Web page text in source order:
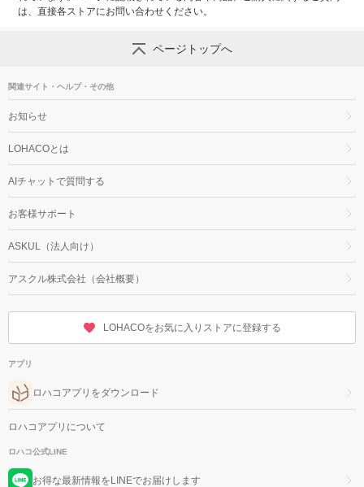
は、直接各ストアにお問い合わせください。
ページトップへ
関連サイト・ヘルプ・その他
お知らせ
LOHACOとは
AIチャットで質問する
お客様サポート
ASKUL（法人向け）
アスクル株式会社（会社概要）
LOHACOをお気に入りストアに登録する
アプリ
ロハコアプリをダウンロード
ロハコアプリについて
ロハコ公式LINE
お得な最新情報をLINEでお届けします